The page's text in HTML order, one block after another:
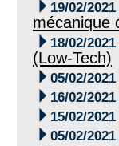
 19/02/2021
mécanique
 18/02/2021
(Low-Tech)
 05/02/2021
 16/02/2021
 15/02/2021
 05/02/2021